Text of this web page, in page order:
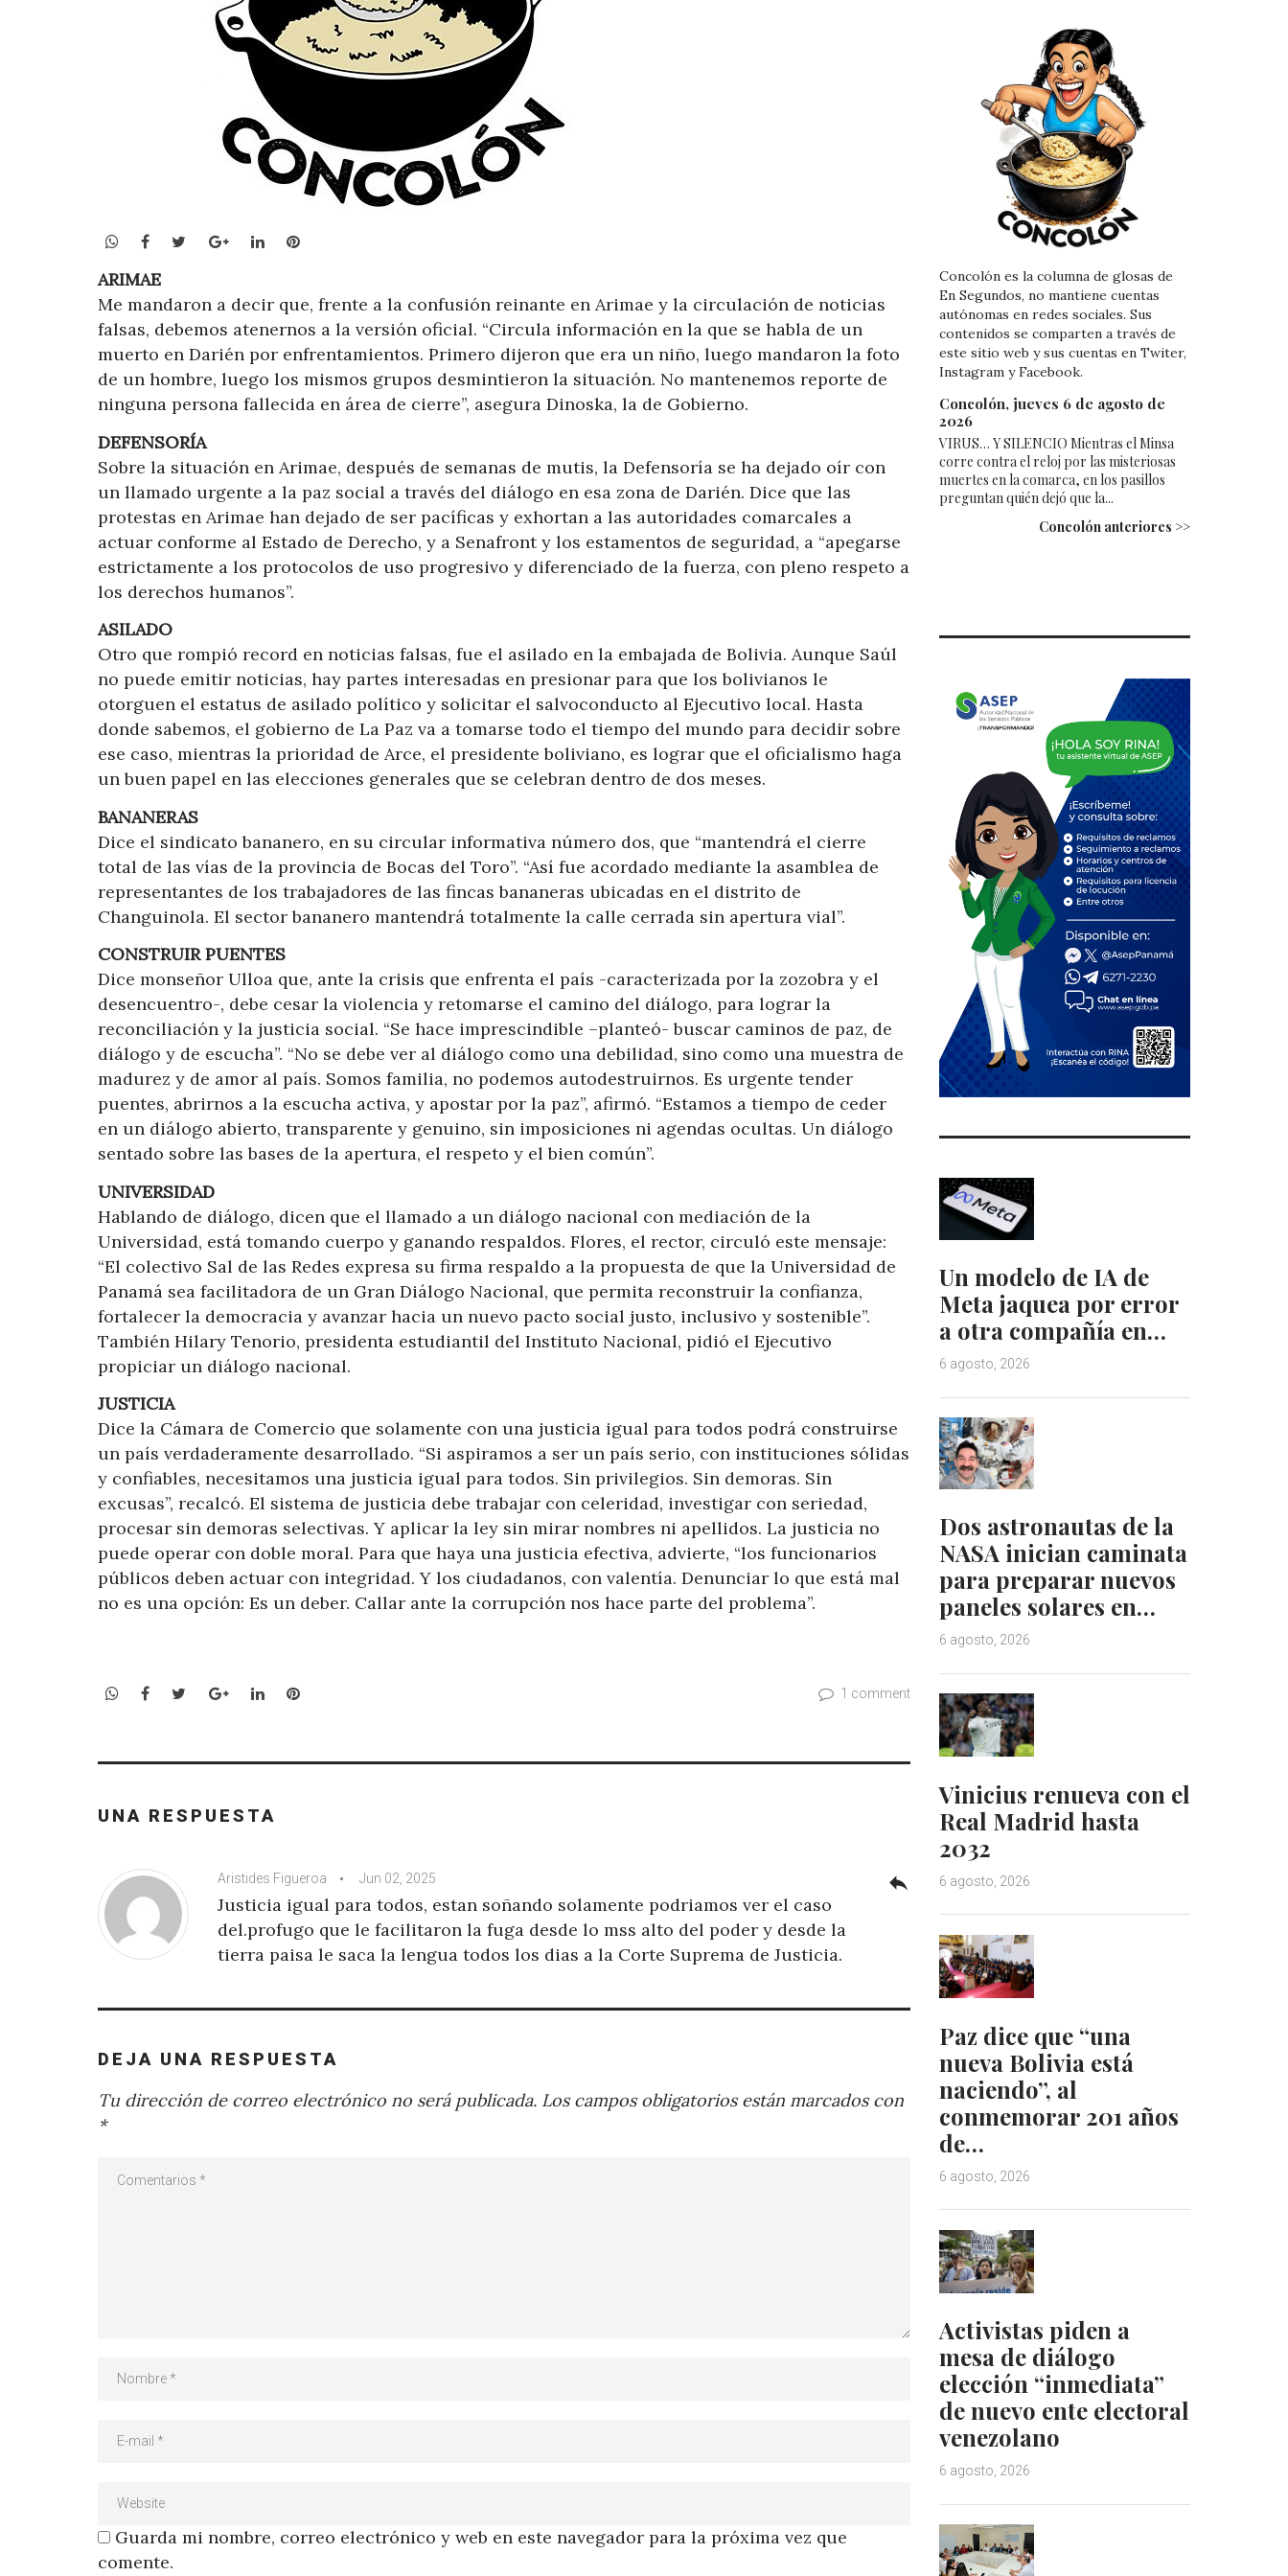
WhatsApp
Facebook
TwitterGoogle+LinkedInPinterest
ARIMAE
Me mandaron a decir que, frente a la confusión reinante en Arimae y la circulación de noticias
falsas, debemos atenernos a la versión oficial. “Circula información en la que se habla de un
muerto en Darién por enfrentamientos. Primero dijeron que era un niño, luego mandaron la foto
de un hombre, luego los mismos grupos desmintieron la situación. No mantenemos reporte de
ninguna persona fallecida en área de cierre”, asegura Dinoska, la de Gobierno.
DEFENSORÍA
Sobre la situación en Arimae, después de semanas de mutis, la Defensoría se ha dejado oír con
un llamado urgente a la paz social a través del diálogo en esa zona de Darién. Dice que las
protestas en Arimae han dejado de ser pacíficas y exhortan a las autoridades comarcales a
actuar conforme al Estado de Derecho, y a Senafront y los estamentos de seguridad, a “apegarse
estrictamente a los protocolos de uso progresivo y diferenciado de la fuerza, con pleno respeto a
los derechos humanos”.
ASILADO
Otro que rompió record en noticias falsas, fue el asilado en la embajada de Bolivia. Aunque Saúl
no puede emitir noticias, hay partes interesadas en presionar para que los bolivianos le
otorguen el estatus de asilado político y solicitar el salvoconducto al Ejecutivo local. Hasta
donde sabemos, el gobierno de La Paz va a tomarse todo el tiempo del mundo para decidir sobre
ese caso, mientras la prioridad de Arce, el presidente boliviano, es lograr que el oficialismo haga
un buen papel en las elecciones generales que se celebran dentro de dos meses.
BANANERAS
Dice el sindicato bananero, en su circular informativa número dos, que “mantendrá el cierre
total de las vías de la provincia de Bocas del Toro”. “Así fue acordado mediante la asamblea de
representantes de los trabajadores de las fincas bananeras ubicadas en el distrito de
Changuinola. El sector bananero mantendrá totalmente la calle cerrada sin apertura vial”.
CONSTRUIR PUENTES
Dice monseñor Ulloa que, ante la crisis que enfrenta el país -caracterizada por la zozobra y el
desencuentro-, debe cesar la violencia y retomarse el camino del diálogo, para lograr la
reconciliación y la justicia social. “Se hace imprescindible –planteó- buscar caminos de paz, de
diálogo y de escucha”. “No se debe ver al diálogo como una debilidad, sino como una muestra de
madurez y de amor al país. Somos familia, no podemos autodestruirnos. Es urgente tender
puentes, abrirnos a la escucha activa, y apostar por la paz”, afirmó. “Estamos a tiempo de ceder
en un diálogo abierto, transparente y genuino, sin imposiciones ni agendas ocultas. Un diálogo
sentado sobre las bases de la apertura, el respeto y el bien común”.
UNIVERSIDAD
Hablando de diálogo, dicen que el llamado a un diálogo nacional con mediación de la
Universidad, está tomando cuerpo y ganando respaldos. Flores, el rector, circuló este mensaje:
“El colectivo Sal de las Redes expresa su firma respaldo a la propuesta de que la Universidad de
Panamá sea facilitadora de un Gran Diálogo Nacional, que permita reconstruir la confianza,
fortalecer la democracia y avanzar hacia un nuevo pacto social justo, inclusivo y sostenible”.
También Hilary Tenorio, presidenta estudiantil del Instituto Nacional, pidió el Ejecutivo
propiciar un diálogo nacional.
JUSTICIA
Dice la Cámara de Comercio que solamente con una justicia igual para todos podrá construirse
un país verdaderamente desarrollado. “Si aspiramos a ser un país serio, con instituciones sólidas
y confiables, necesitamos una justicia igual para todos. Sin privilegios. Sin demoras. Sin
excusas”, recalcó. El sistema de justicia debe trabajar con celeridad, investigar con seriedad,
procesar sin demoras selectivas. Y aplicar la ley sin mirar nombres ni apellidos. La justicia no
puede operar con doble moral. Para que haya una justicia efectiva, advierte, “los funcionarios
públicos deben actuar con integridad. Y los ciudadanos, con valentía. Denunciar lo que está mal
no es una opción: Es un deber. Callar ante la corrupción nos hace parte del problema”.
WhatsApp
Facebook
TwitterGoogle+LinkedInPinterest 1 comment
UNA RESPUESTA
Aristides Figueroa Jun 02, 2025
Justicia igual para todos, estan soñando solamente podriamos ver el caso
del.profugo que le facilitaron la fuga desde lo mss alto del poder y desde la
tierra paisa le saca la lengua todos los dias a la Corte Suprema de Justicia.
reply
DEJA UNA RESPUESTA
Tu dirección de correo electrónico no será publicada. Los campos obligatorios están marcados con
*
Guarda mi nombre, correo electrónico y web en este navegador para la próxima vez que
comente.
Concolón es la columna de glosas de
En Segundos, no mantiene cuentas
autónomas en redes sociales. Sus
contenidos se comparten a través de
este sitio web y sus cuentas en Twiter,
Instagram y Facebook.
Concolón, jueves 6 de agosto de
2026
VIRUS… Y SILENCIO Mientras el Minsa
corre contra el reloj por las misteriosas
muertes en la comarca, en los pasillos
preguntan quién dejó que la...
Concolón anteriores >>
Un modelo de IA de
Meta jaquea por error
a otra compañía en…
6 agosto, 2026
Dos astronautas de la
NASA inician caminata
para preparar nuevos
paneles solares en…
6 agosto, 2026
Vinicius renueva con el
Real Madrid hasta
2032
6 agosto, 2026
Paz dice que “una
nueva Bolivia está
naciendo”, al
conmemorar 201 años
de…
6 agosto, 2026
Activistas piden a
mesa de diálogo
elección “inmediata”
de nuevo ente electoral
venezolano
6 agosto, 2026